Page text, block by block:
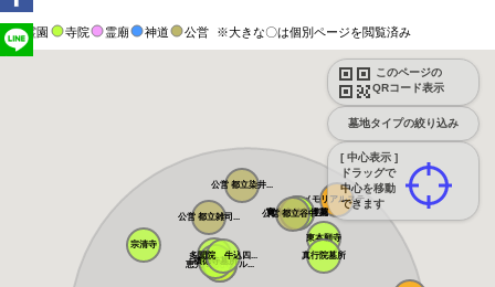
霊園 寺院 霊廟 神道 公営 ※大きな〇は個別ページを閲覧済み
このページの
QRコード表示
墓地タイプの絞り込み
[ 中心表示 ]
ドラッグで
中心を移動
できます
感通寺
恵光メモリアル...
東本願寺
メモリアルステ...
宗清寺
瑞光寺
寛永寺谷中霊園
積徳寺墓所
真行院墓所
寛永寺德川浄苑
公営 都立雑司...
公営 都立染井...
公営 都立谷中...
多聞院 牛込四...